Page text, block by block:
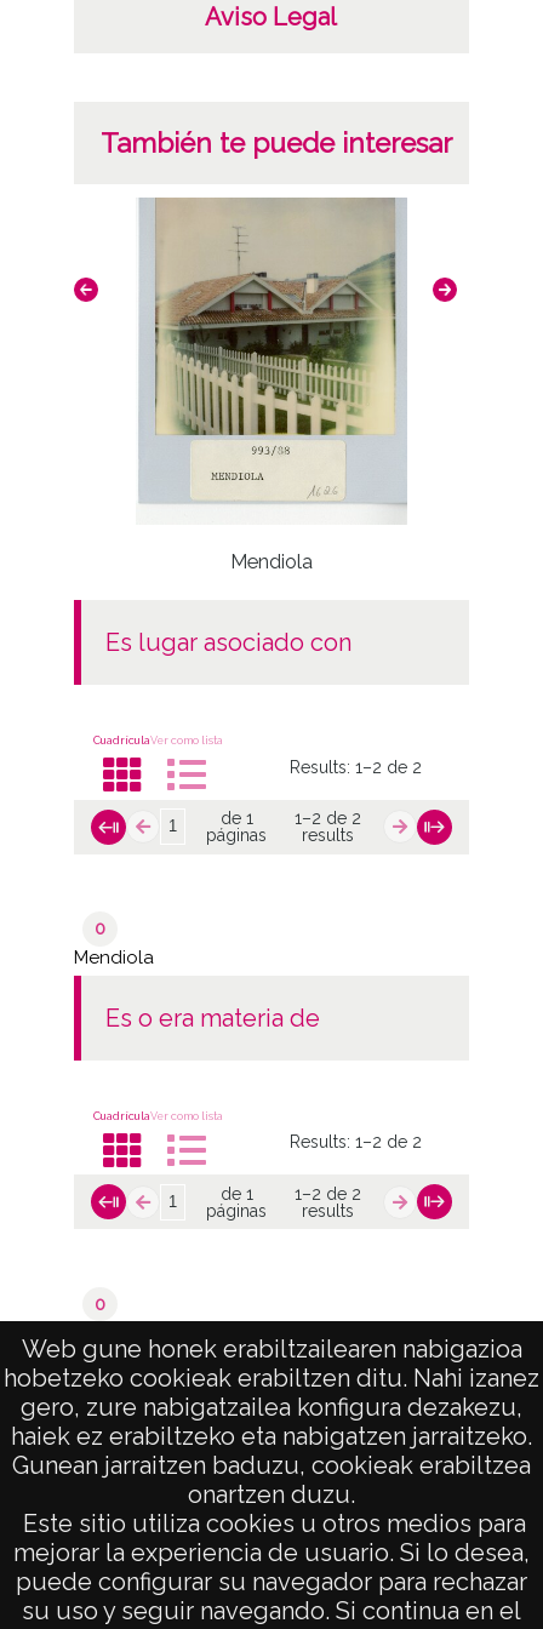
Web gune honek erabiltzailearen nabigazioa
hobetzeko cookieak erabiltzen ditu. Nahi izanez
gero, zure nabigatzailea konfigura dezakezu,
haiek ez erabiltzeko eta nabigatzen jarraitzeko.
Gunean jarraitzen baduzu, cookieak erabiltzea
onartzen duzu.
Este sitio utiliza cookies u otros medios para
mejorar la experiencia de usuario. Si lo desea,
puede configurar su navegador para rechazar
su uso y seguir navegando. Si continua en el
Aviso Legal
También te puede interesar
Mendiola
es lugar asociado con
CuadrículaVer como lista
Results:1–2 de 2
de 1
páginas
1–2 de 2
results
0
Mendiola
es o era materia de
CuadrículaVer como lista
Results:1–2 de 2
de 1
páginas
1–2 de 2
results
0
de 1
páginas
1–2 de 2
results
AVISO LEGAL
POLÍTICA DE PRIVACIDAD
ACCESIBILIDAD
ATENCIÓN CIUDADANA